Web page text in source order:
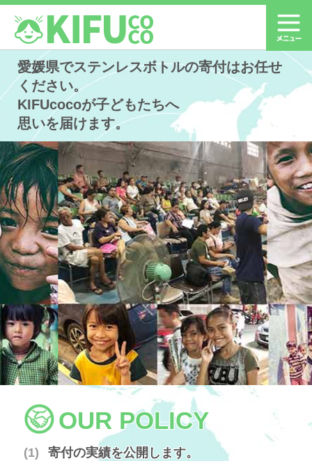
愛媛県でステンレスボトルの寄付はお任せ
ください。
KIFUcocoが子どもたちへ
思いを届けます。
OUR POLICY
寄付の実績を公開します。